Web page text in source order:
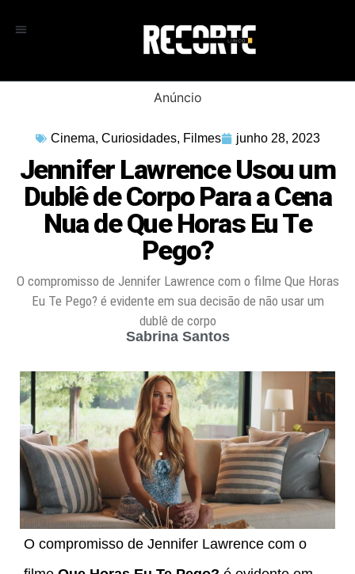
Anúncio
Cinema, Curiosidades, Filmes junho 28, 2023
Jennifer Lawrence Usou um
Dublê de Corpo Para a Cena
Nua de Que Horas Eu Te
Pego?
O compromisso de Jennifer Lawrence com o filme Que Horas
Eu Te Pego? é evidente em sua decisão de não usar um
dublê de corpo
Sabrina Santos
O compromisso de Jennifer Lawrence com o